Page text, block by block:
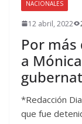
NACIONALES
12 abril, 2022
Por
a
*Redacción
que fue